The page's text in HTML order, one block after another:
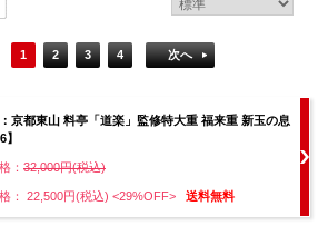
1 2 3 4 次へ
京都東山 料亭「道楽」監修特大重 福来重 新玉の息
： 32,000円(税込)
： 22,500円(税込) <29%OFF> 送料無料